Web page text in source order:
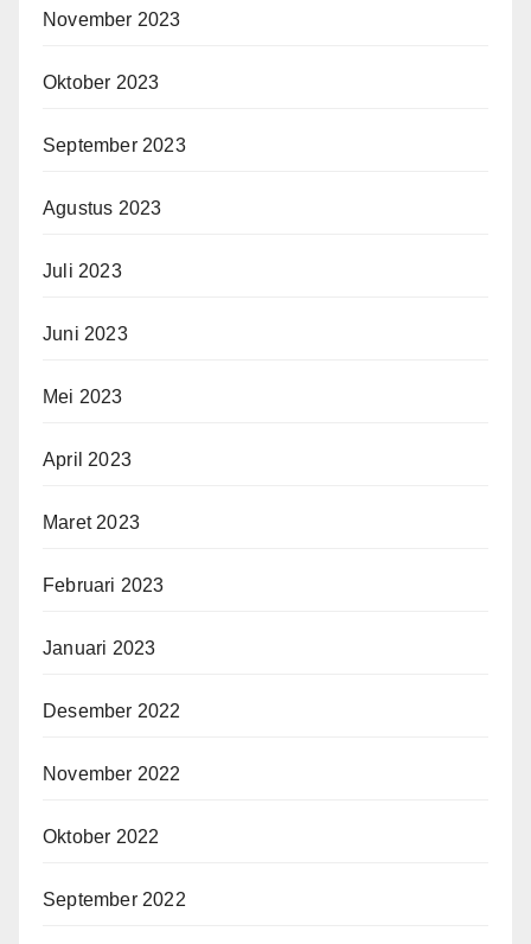
November 2023
Oktober 2023
September 2023
Agustus 2023
Juli 2023
Juni 2023
Mei 2023
April 2023
Maret 2023
Februari 2023
Januari 2023
Desember 2022
November 2022
Oktober 2022
September 2022